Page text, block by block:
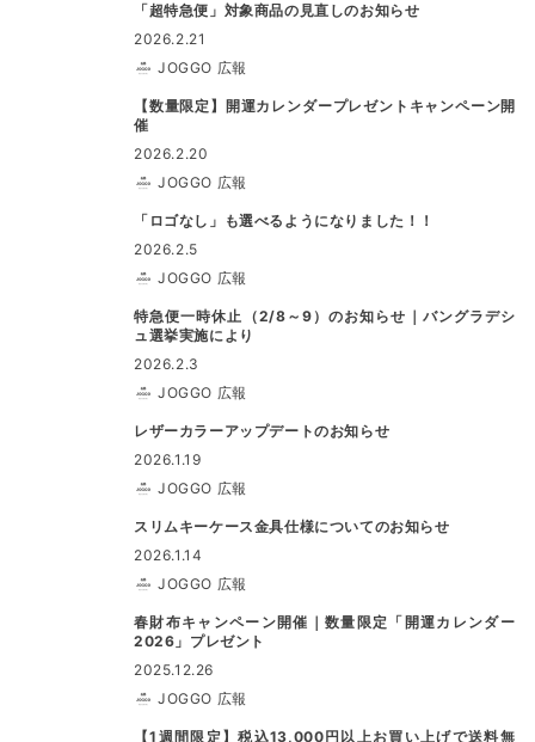
「超特急便」対象商品の見直しのお知らせ
2026.2.21
JOGGO 広報
【数量限定】開運カレンダープレゼントキャンペーン開
催
2026.2.20
JOGGO 広報
「ロゴなし」も選べるようになりました！！
2026.2.5
JOGGO 広報
特急便一時休止（2/8～9）のお知らせ｜バングラデシ
ュ選挙実施により
2026.2.3
JOGGO 広報
レザーカラーアップデートのお知らせ
2026.1.19
JOGGO 広報
スリムキーケース金具仕様についてのお知らせ
2026.1.14
JOGGO 広報
春財布キャンペーン開催｜数量限定「開運カレンダー
2026」プレゼント
2025.12.26
JOGGO 広報
【1週間限定】税込13,000円以上お買い上げで送料無